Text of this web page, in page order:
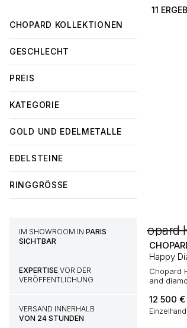
11
CHOPARD KOLLEKTIONEN
GESCHLECHT
PREIS
KATEGORIE
GOLD UND EDELMETALLE
EDELSTEINE
RINGGRÖSSE
IM SHOWROOM IN PARIS
SICHTBAR
EXPERTISE VOR DER
VERÖFFENTLICHUNG
VERSAND INNERHALB
VON 24 STUNDEN
Happy
Chopard
and
12 500 €